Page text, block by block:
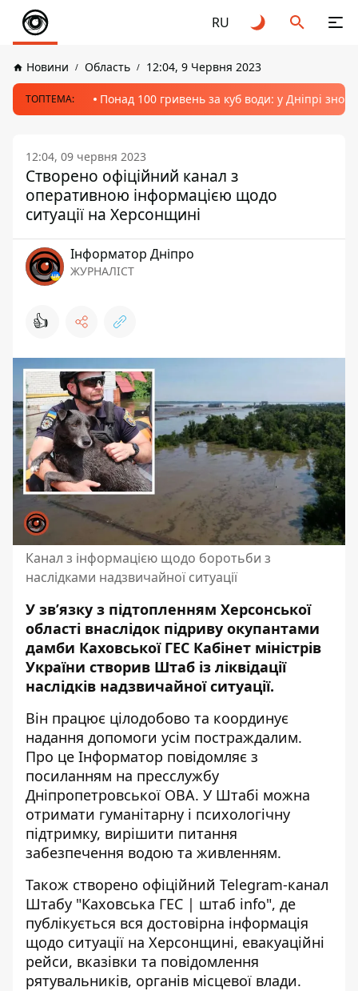
RU
Новини Область 12:04, 9 Червня 2023
ТОПТЕМА: Понад 100 гривень за куб води: у Дніпрі
12:04, 09 червня 2023
Створено офіційний канал з
оперативною інформацією щодо
ситуації на Херсонщині
Інформатор Дніпро
ЖУРНАЛІСТ
👍
Канал з інформацією щодо боротьби з
наслідками надзвичайної ситуації
У звʼязку з підтопленням Херсонської
області внаслідок підриву окупантами
дамби Каховської ГЕС Кабінет міністрів
України створив Штаб із ліквідації
наслідків надзвичайної ситуації.
Він працює цілодобово та координує
надання допомоги усім постраждалим.
Про це Інформатор повідомляє з
посиланням на пресслужбу
Дніпропетровської ОВА. У Штабі можна
отримати гуманітарну і психологічну
підтримку, вирішити питання
забезпечення водою та живленням.
Також створено офіційний Telegram-канал
Штабу "Каховська ГЕС | штаб info", де
публікується вся достовірна інформація
щодо ситуації на Херсонщині, евакуаційні
рейси, вказівки та повідомлення
рятувальників, органів місцевої влади.